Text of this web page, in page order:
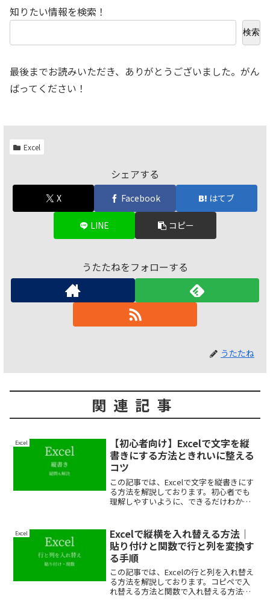
知りたい情報を検索！
検索
最後までお読みいただき、ありがとうございました。がん
ばってください！
Excel
シェアする
X Facebook はてブ
LINE コピー
うたたねをフォローする
うたたね
関連記事
Excel
【初心者向け】Excelで文字を縦
書きにする方法ときれいに整える
コツ
この記事では、Excelで文字を縦書きにす
る方法を解説しております。初心者でも
理解しやすいように、できるだけわかり
Excel
Excelで縦横を入れ替える方法｜
貼り付けと関数で行と列を変換す
る手順
この記事では、Excelの行と列を入れ替え
る方法を解説しております。コピペで入
れ替える方法と関数で入れ替える方法を